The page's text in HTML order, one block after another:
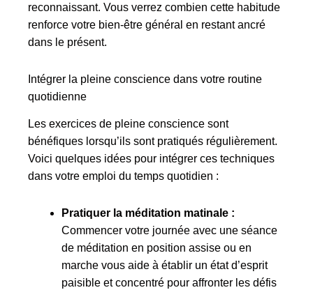
reconnaissant. Vous verrez combien cette habitude
renforce votre bien-être général en restant ancré
dans le présent.
Intégrer la pleine conscience dans votre routine
quotidienne
Les exercices de pleine conscience sont
bénéfiques lorsqu’ils sont pratiqués régulièrement.
Voici quelques idées pour intégrer ces techniques
dans votre emploi du temps quotidien :
Pratiquer la méditation matinale :
Commencer votre journée avec une séance
de méditation en position assise ou en
marche vous aide à établir un état d’esprit
paisible et concentré pour affronter les défis